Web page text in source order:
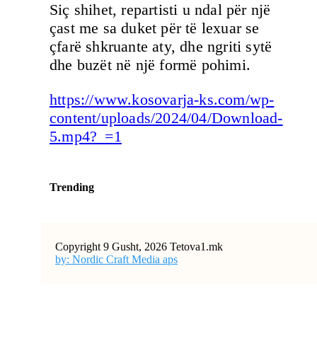
Siç shihet, repartisti u ndal për një
çast me sa duket për të lexuar se
çfarë shkruante aty, dhe ngriti sytë
dhe buzët në një formë pohimi.
https://www.kosovarja-ks.com/wp-
content/uploads/2024/04/Download-
5.mp4?_=1
Trending
Copyright 9 Gusht, 2026 Tetova1.mk
by: Nordic Craft Media aps